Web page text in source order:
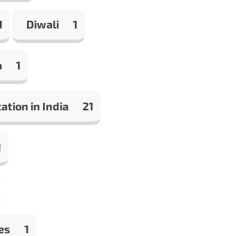
Diwali 1
1
in India 21
1